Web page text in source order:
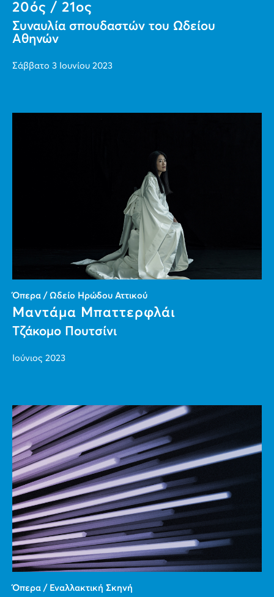
20ός / 21ος
Συναυλία σπουδαστών του Ωδείου
Αθηνών
Σάββατο 3 Ιουνίου 2023
Όπερα / Ωδείο Ηρώδου Αττικού
Μαντάμα Μπαττερφλάι
Τζάκομο Πουτσίνι
Ιούνιος 2023
Όπερα / Εναλλακτική Σκηνή